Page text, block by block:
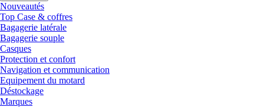
Nouveautés
Top Case & coffres
Bagagerie latérale
Bagagerie souple
Casques
Protection et confort
Navigation et communication
Equipement du motard
Déstockage
Marques